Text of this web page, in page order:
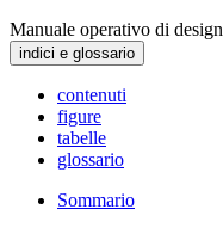
Manuale operativo di design
indici e glossario
contenuti
figure
tabelle
glossario
Sommario